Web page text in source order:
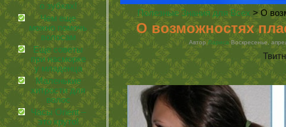
о зубках!
Чем еще
можно помочь
волосам
Еще советы
при насморке
у младенца
Маленькие
хитрости для
волос
Часы Orient –
это круто!
Полезные Знания для Всех > О
О возможностях
Автор ЛарисаВоскресенье,